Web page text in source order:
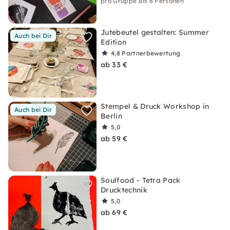
Auch bei Dir
Jutebeutel gestalten: Summer
Edition
4,8 Partnerbewertung
ab 33 €
Auch bei Dir
Stempel & Druck Workshop in
Berlin
5,0
ab 59 €
Soulfood - Tetra Pack
Drucktechnik
5,0
ab 69 €